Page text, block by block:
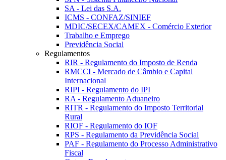
SA - Lei das S.A.
ICMS - CONFAZ/SINIEF
MDIC/SECEX/CAMEX - Comércio Exterior
Trabalho e Emprego
Previdência Social
Regulamentos
RIR - Regulamento do Imposto de Renda
RMCCI - Mercado de Câmbio e Capital
Internacional
RIPI - Regulamento do IPI
RA - Regulamento Aduaneiro
RITR - Regulamento do Imposto Territorial
Rural
RIOF - Regulamento do IOF
RPS - Regulamento da Previdência Social
PAF - Regulamento do Processo Administrativo
Fiscal